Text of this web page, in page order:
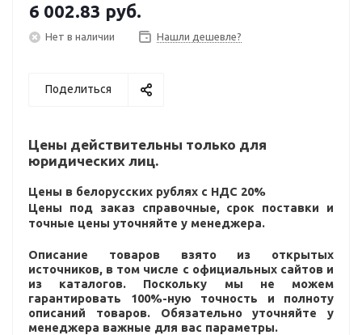
6 002.83 руб.
Нет в наличии Нашли дешевле?
Поделиться
Цены действительны только для
юридических лиц.
Цены в белорусских рублях с НДС 20%
Цены под заказ справочные, срок поставки и
точные цены уточняйте у менеджера.
Описание товаров взято из открытых
источников, в том числе с официальных сайтов и
из каталогов. Поскольку мы не можем
гарантировать 100%-ную точность и полноту
описаний товаров. Обязательно уточняйте у
менеджера важные для вас параметры.